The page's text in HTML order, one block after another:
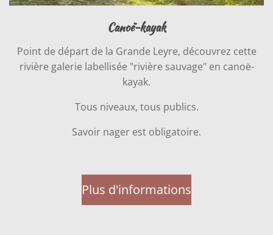
Canoë-kayak
Point de départ de la Grande Leyre, découvrez cette
rivière galerie labellisée "rivière sauvage" en canoë-
kayak.
Tous niveaux, tous publics.
Savoir nager est obligatoire.
Plus d'informations